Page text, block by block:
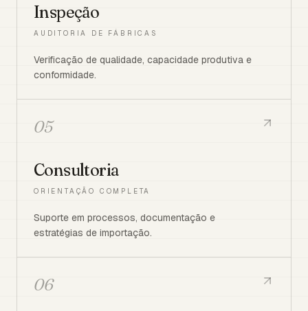
Inspeção
AUDITORIA DE FÁBRICAS
Verificação de qualidade, capacidade produtiva e
conformidade.
05
Consultoria
ORIENTAÇÃO COMPLETA
Suporte em processos, documentação e
estratégias de importação.
06